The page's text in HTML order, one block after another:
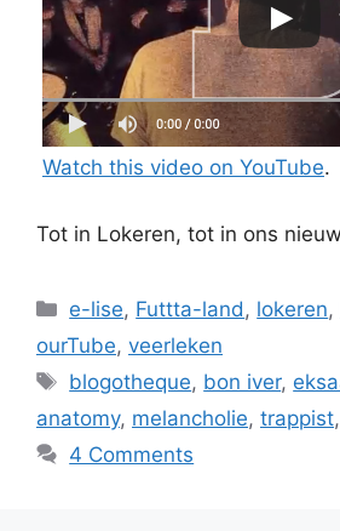
Watch this video on YouTube.
Tot in Lokeren, tot in ons
Categories
e-lise, Futtta-land, lokeren,
ourTube, veerleken
Tags
blogotheque, bon iver,
anatomy, melancholie, trappist,
4 Comments